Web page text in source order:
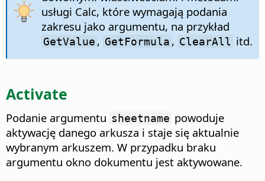
usługi Calc, które wymagają podania
zakresu jako argumentu, na przykład
GetValue , GetFormula , ClearAll itd.
Activate
Podanie argumentu sheetname powoduje
aktywację danego arkusza i staje się aktualnie
wybranym arkuszem. W przypadku braku
argumentu okno dokumentu jest aktywowane.